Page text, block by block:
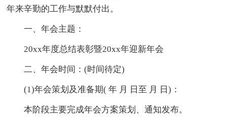
年来辛勤的工作与默默付出。
一、年会主题：
20xx年度总结表彰暨20xx年迎新年会
二、年会时间：(时间待定)
(1)年会策划及准备期( 年 月 日至 月 日)：
本阶段主要完成年会方案策划、通知发布。